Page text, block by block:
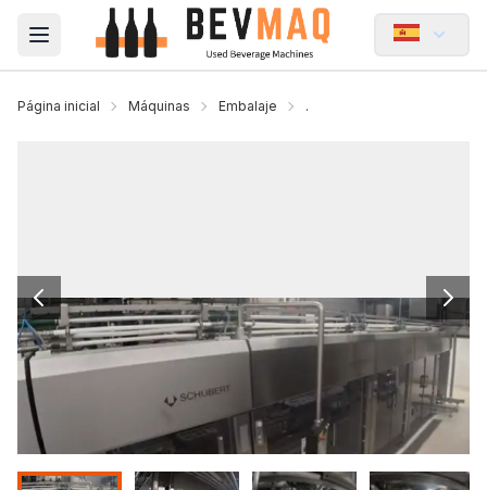
Open main menu
Página inicial Máquinas Embalaje .